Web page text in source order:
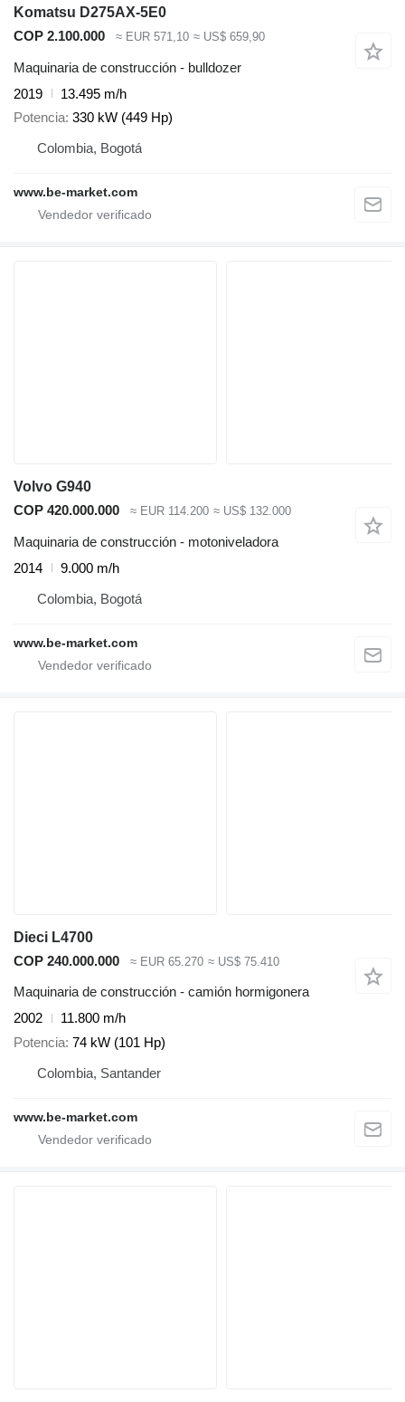
Komatsu D275AX-5E0
COP 2.100.000
≈ EUR 571,10 ≈ US$ 659,90
Maquinaria de construcción - bulldozer
2019
13.495 m/h
Potencia 330 kW (449 Hp)
Colombia, Bogotá
www.be-market.com
Volvo G940
COP 420.000.000
≈ EUR 114.200 ≈ US$ 132.000
Maquinaria de construcción - motoniveladora
2014
9.000 m/h
Colombia, Bogotá
www.be-market.com
Dieci L4700
COP 240.000.000
≈ EUR 65.270 ≈ US$ 75.410
Maquinaria de construcción - camión hormigonera
2002
11.800 m/h
Potencia 74 kW (101 Hp)
Colombia, Santander
www.be-market.com